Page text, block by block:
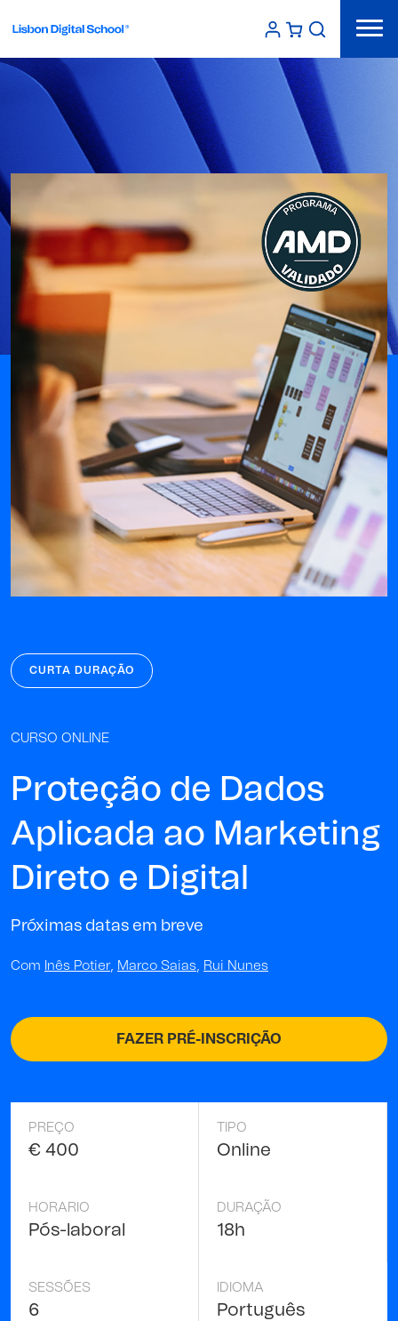
CURTA DURAÇÃO
CURSO ONLINE
Proteção de Dados
Aplicada ao Marketing
Direto e Digital
Próximas datas em breve
Com Inês Potier, Marco Saias, Rui Nunes
FAZER PRÉ-INSCRIÇÃO
PREÇO
€ 400
TIPO
Online
HORARIO
Pós-laboral
DURAÇÃO
18h
SESSÕES
6
IDIOMA
Português